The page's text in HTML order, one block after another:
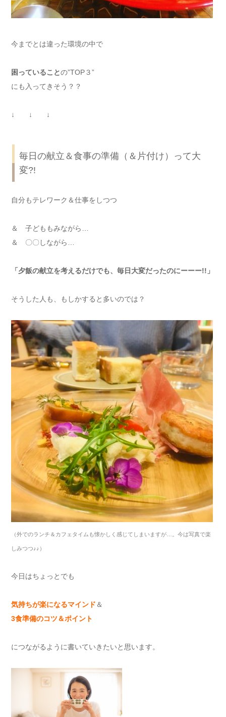
今までとは違った環境の中で
困っていることの”TOP３”
にも入ってきそう？？
↓ ↓ ↓
毎日の献立＆食事の準備（＆片付け）って大
変?!
自分もテレワーク＆仕事をしつつ
＆ 子どももみながら…
＆ 〇〇しながら…
「夕飯の献立を考えるだけでも、毎日大変だったのにーーー!!」
そうした人も、もしかすると多いのでは？
（外でのランチ＆カフェタイムも懐かしく感じてしまいますが…。今は写真で楽
しみつつ♪♪）
今日はちょっとでも
気持ちが楽になるマインド ＆
3食準備のコツ＆ポイント
につながるように書いていきたいと思います。